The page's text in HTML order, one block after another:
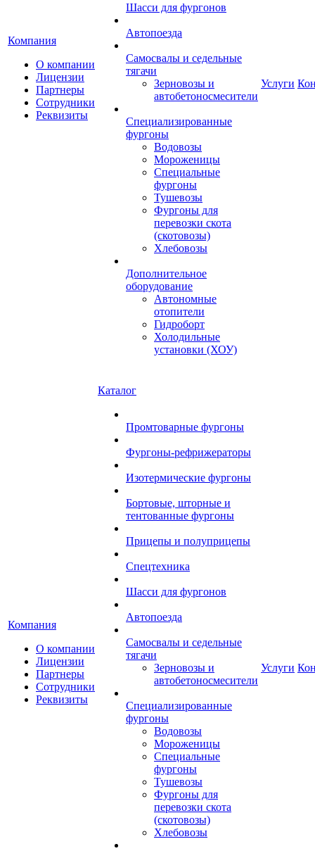
Компания
О компании
Лицензии
Партнеры
Сотрудники
Реквизиты
Шасси для фургонов
Автопоезда
Самосвалы и седельные
тягачи
Зерновозы и
автобетоносмесители
Специализированные
фургоны
Водовозы
Мороженицы
Специальные
фургоны
Тушевозы
Фургоны для
перевозки скота
(скотовозы)
Хлебовозы
Дополнительное
оборудование
Автономные
отопители
Гидроборт
Холодильные
установки (ХОУ)
Услуги
Компания
О компании
Лицензии
Партнеры
Сотрудники
Реквизиты
Каталог
Промтоварные фургоны
Фургоны-рефрижераторы
Изотермические фургоны
Бортовые, шторные и
тентованные фургоны
Прицепы и полуприцепы
Спецтехника
Шасси для фургонов
Автопоезда
Самосвалы и седельные
тягачи
Зерновозы и
автобетоносмесители
Специализированные
фургоны
Водовозы
Мороженицы
Специальные
фургоны
Тушевозы
Фургоны для
перевозки скота
(скотовозы)
Хлебовозы
Услуги